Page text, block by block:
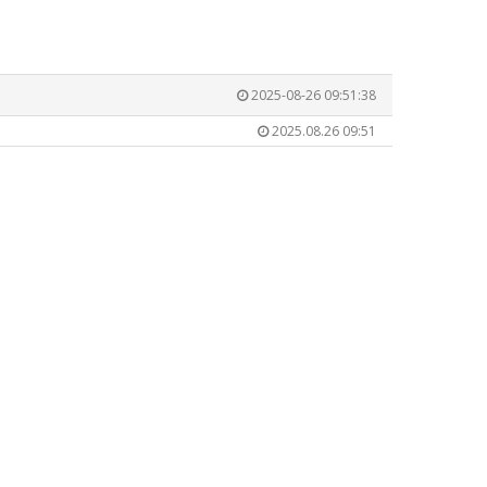
2025-08-26 09:51:38
2025.08.26 09:51